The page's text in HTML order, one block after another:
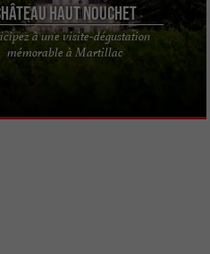
Haut Nouchet
à une visite-dégustation
mémorable à Martillac
situé à Martillac au cœur de
Pessac - Léognan Le Château Haut